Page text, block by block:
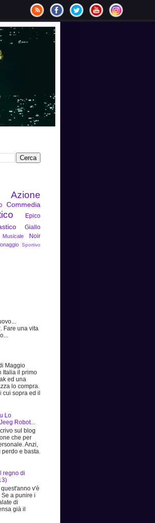
Azione
Commedia
Epico
Giallo
Musicale
Noir
Sportivo
Fare una vita
Maggio
Italia il primo
ed una
lo compra.
cui sopra ed il
Lo
Robot...
sul blog
che per
Anzi,
e basta.
regno di
v'è
a punire i
di
già il